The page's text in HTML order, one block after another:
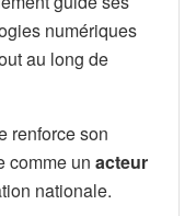
numériques
au long de
renforce son
comme un acteur
nationale.